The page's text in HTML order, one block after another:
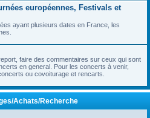
européennes, Festivals et
ayant plusieurs dates en France, les
faire des commentaires sur ceux qui sont
en general. Pour les concerts à venir,
ou covoiturage et rencarts.
Achats/Recherche